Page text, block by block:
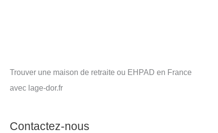
Trouver une maison de retraite ou EHPAD en France
avec lage-dor.fr
Contactez-nous